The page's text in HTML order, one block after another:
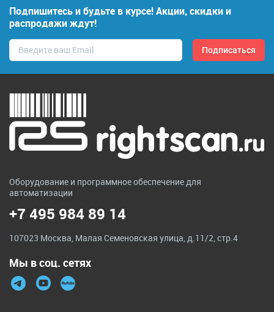
Подпишитесь и будьте в курсе! Акции, скидки и
распродажи ждут!
Оборудование и программное обеспечение для
автоматизации
+7 495 984 89 14
107023 Москва, Малая Семеновская улица, д.11/2, стр.4
Мы в соц. сетях